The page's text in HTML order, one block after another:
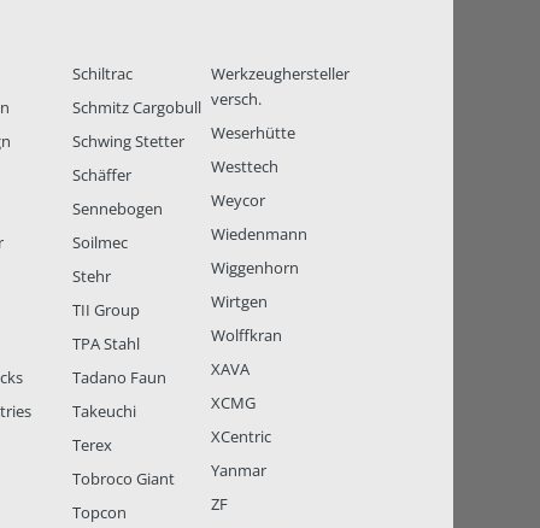
Schiltrac
Schmitz Cargobull
Schwing Stetter
Schäffer
Sennebogen
Soilmec
Stehr
TII Group
TPA Stahl
Tadano Faun
Takeuchi
Terex
Tobroco Giant
Topcon
Werkzeughersteller
versch.
Weserhütte
Westtech
Weycor
Wiedenmann
Wiggenhorn
Wirtgen
Wolffkran
XAVA
XCMG
XCentric
Yanmar
ZF